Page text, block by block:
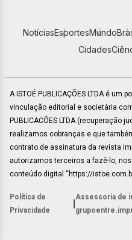
NotíciasEsportesMundo
Cidades
A ISTOÉ PUBLICAÇÕES LTDA é
vinculação editorial e societária com
PUBLICACÕES LTDA (recuperação
realizamos cobranças e que
contrato de assinatura da revista
autorizamos terceiros a fazê-lo,
conteúdo digital “https://
Política de
Privacidade
Assessoria de